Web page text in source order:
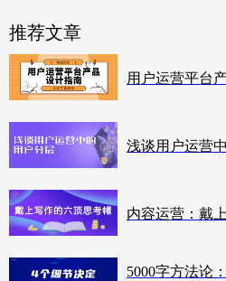
推荐文章
用户运营平台
浅谈用户运营
内容运营：戴
5000字方法论